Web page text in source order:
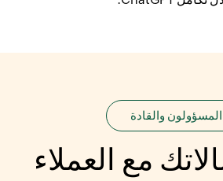
المسؤولون والقادة
مع العملاء